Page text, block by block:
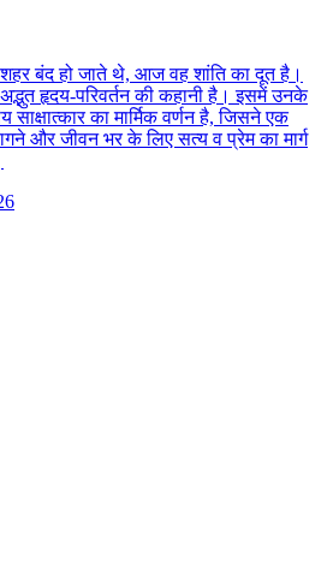
बंद हो जाते थे, आज वह शांति का दूत है।
हृदय-परिवर्तन की कहानी है। इसमें उनके
का मार्मिक वर्णन है, जिसने एक
और जीवन भर के लिए सत्य व प्रेम का मार्ग